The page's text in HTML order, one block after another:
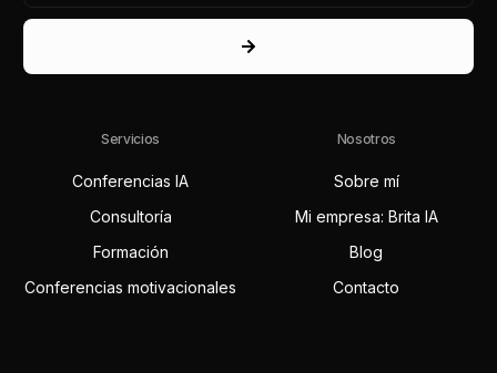
Servicios
Conferencias IA
Consultoría
Formación
Conferencias motivacionales
Nosotros
Sobre mí
Mi empresa: Brita IA
Blog
Contacto